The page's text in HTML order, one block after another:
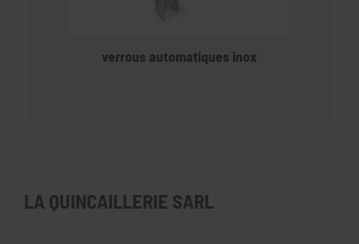
verrous automatiques inox
LA QUINCAILLERIE SARL